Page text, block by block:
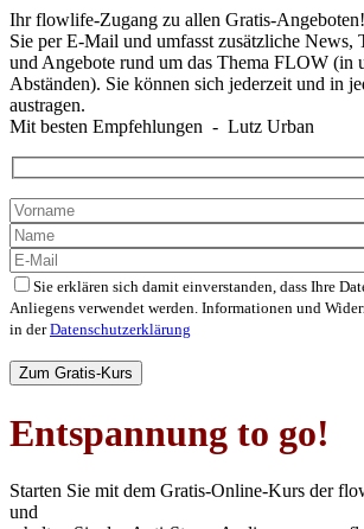
Ihr flowlife-Zugang zu allen Gratis-
Sie per E-Mail und umfasst zusätzliche News,
und Angebote rund um das Thema FLOW (in
Abständen). Sie können sich jederzeit und in
austragen.
Mit besten Empfehlungen - Lutz Urban
Sie erklären sich damit einverstanden, dass Ihre
Anliegens verwendet werden. Informationen und
in derDatenschutzerklärung
lasse
leer.
Entspannung to go!
Starten Sie mit dem Gratis-Online-Kurs der
und